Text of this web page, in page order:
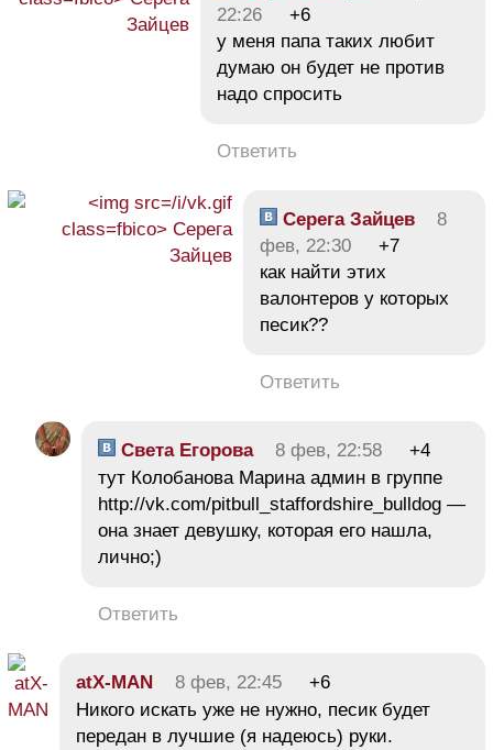
22:26
+6
у меня папа таких любит
думаю он будет не против
надо спросить
Ответить
Серега Зайцев
8
фев, 22:30
+7
как найти этих
валонтеров у которых
песик??
Ответить
Света Егорова 8 фев, 22:58
+4
тут Колобанова Марина админ в группе
http://vk.com/pitbull_staffordshire_bulldog —
она знает девушку, которая его нашла,
лично;)
Ответить
atX-MAN 8 фев, 22:45
+6
Никого искать уже не нужно, песик будет
передан в лучшие (я надеюсь) руки.